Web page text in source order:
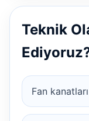
Teknik
Fan